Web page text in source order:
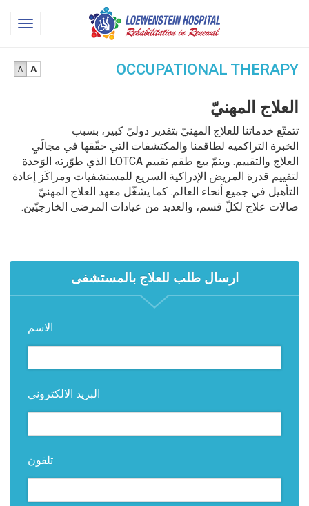
Loewenstein
Hospital
A A OCCUPATIONAL THERAPY
العلاج المهنيّ
تتمتّع خدماتنا للعلاج المهنيّ بتقدير دوليّ كبير، بسبب
الخبرة التراكميه لطاقمنا والمكتشفات التي حقّقها في مجالَيِ
العلاج والتقييم. ويتمّ بيع طقم تقييم LOTCA الذي طوّرته الوَحدة
لتقييم قدرة المريض الإدراكية السريع للمستشفيات ومراكَز إعادة
التأهيل في جميع أنحاء العالم. كما يشغّل معهد العلاج المهنيّ
صالات علاج لكلّ قسم، والعديد من عيادات المرضى الخارجيّين.
ارسال طلب للعلاج بالمستشفى
الاسم
البريد الالكتروني
تلفون